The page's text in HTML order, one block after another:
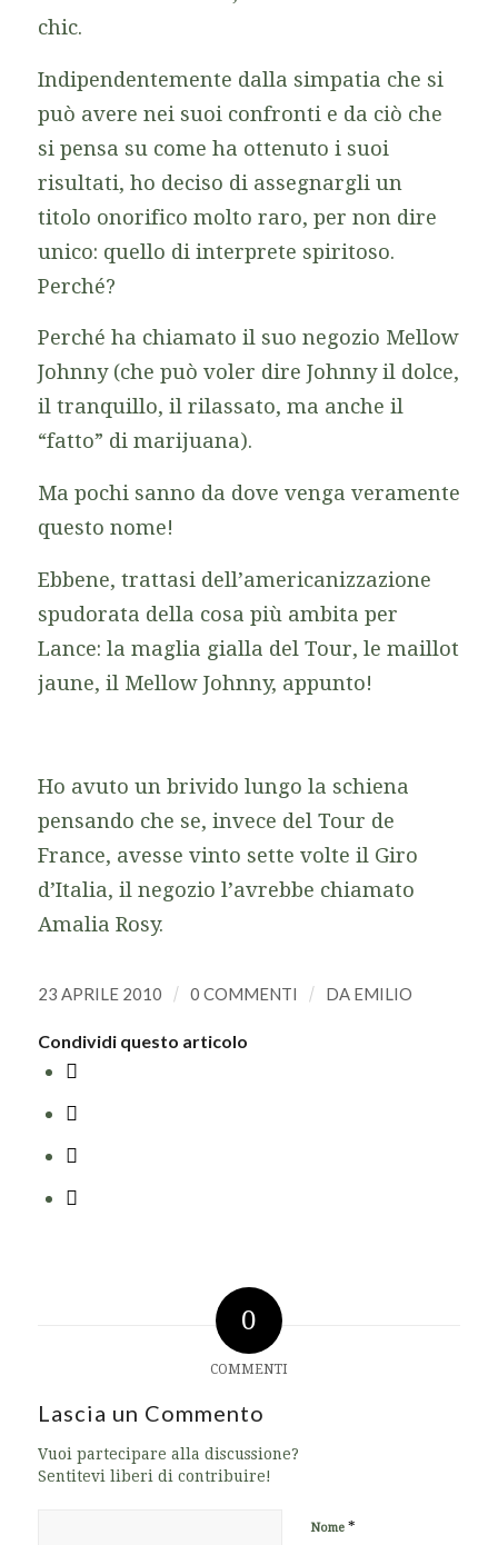
chic.
Indipendentemente dalla simpatia che si
può avere nei suoi confronti e da ciò che
si pensa su come ha ottenuto i suoi
risultati, ho deciso di assegnargli un
titolo onorifico molto raro, per non dire
unico: quello di interprete spiritoso.
Perché?
Perché ha chiamato il suo negozio Mellow
Johnny(che può voler dire Johnny il dolce,
il tranquillo, il rilassato, ma anche il
“fatto” di marijuana).
Ma pochi sanno da dove venga veramente
questo nome!
Ebbene, trattasi dell’americanizzazione
spudorata della cosa più ambita per
Lance: la maglia gialla del Tour, le maillot
jaune, il Mellow Johnny, appunto!
Ho avuto un brivido lungo la schiena
pensando che se, invece del Tour de
France, avesse vinto sette volte il Giro
d’Italia, il negozio l’avrebbe chiamato
Amalia Rosy.
23 APRILE 2010 / 0 COMMENTI / DA EMILIO
Condividi questo articolo
0
COMMENTI
Lascia un Commento
Vuoi partecipare alla discussione?
Sentitevi liberi di contribuire!
Nome *